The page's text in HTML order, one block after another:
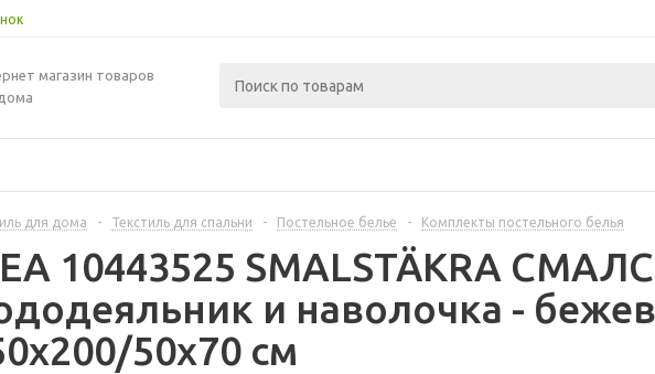
магазин товаров
для дома - Текстиль для спальни - Постельное белье - Комплекты постельного белья
10443525 SMALSTÄKRA
и наволочка -
50x70 см